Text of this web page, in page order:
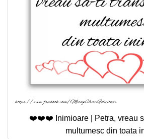
❤️❤️❤️ Inimioare | Petra, vreau
multumesc din toata